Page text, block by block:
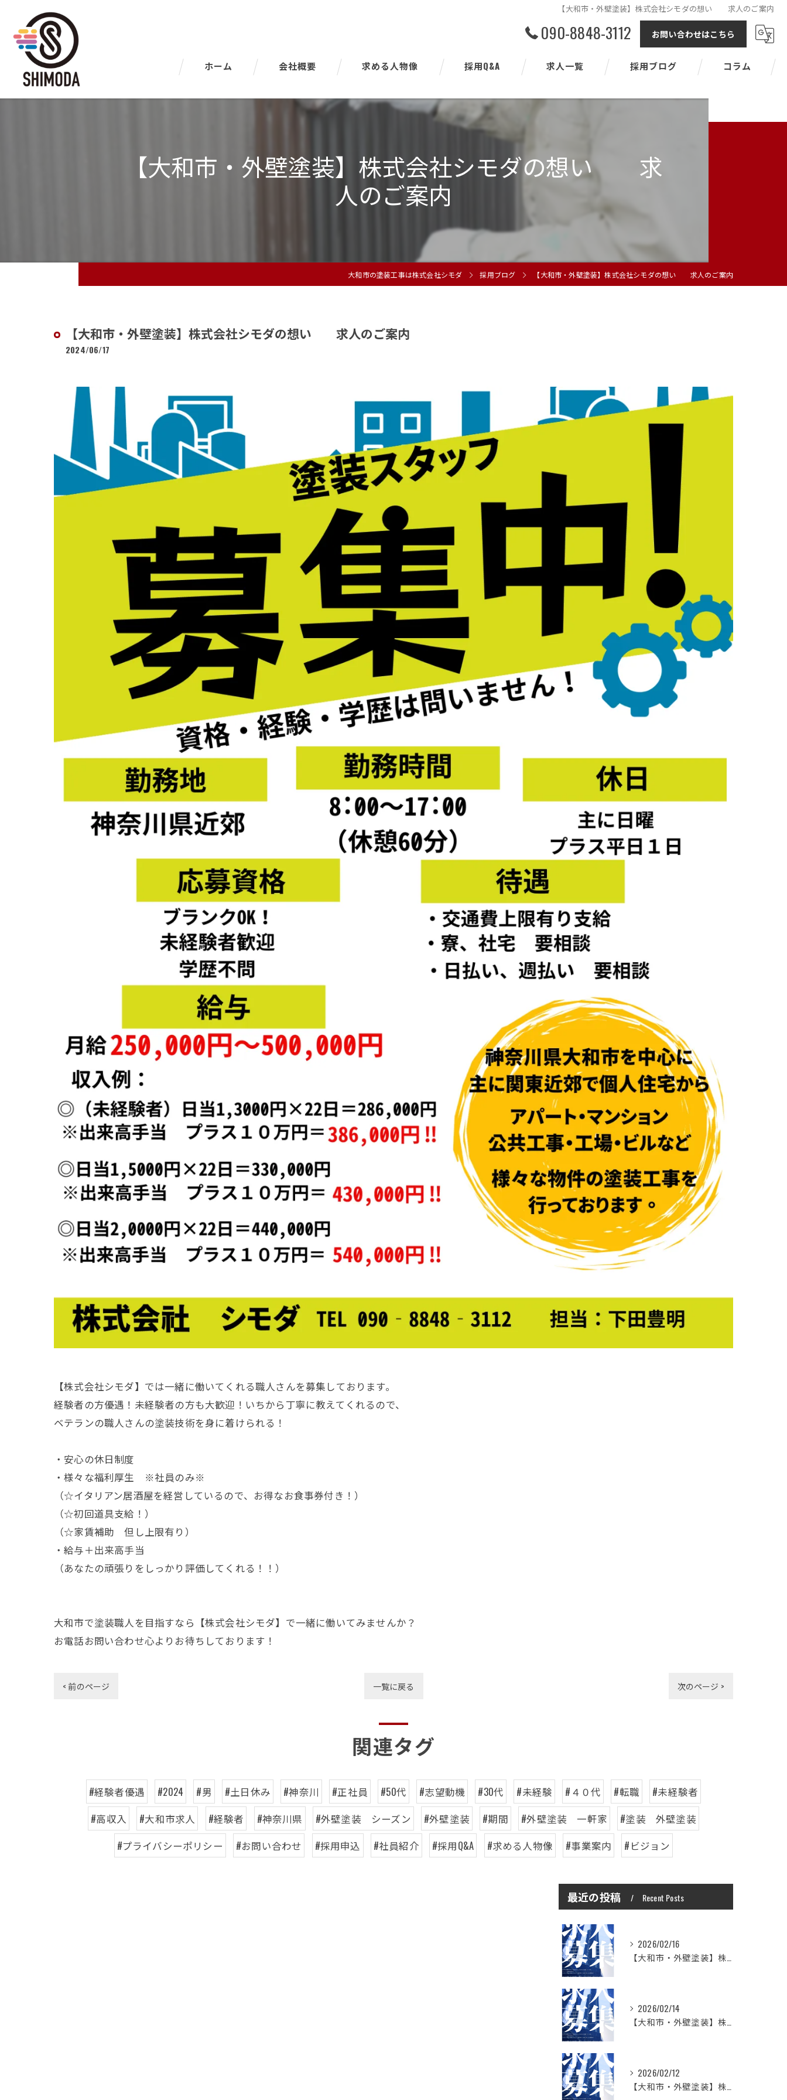
【大和市・外壁塗装】株式会社シモダの想い 求人のご案内
090-8848-3112 お問い合わせはこちら
ホーム 会社概要
事業案内
求める人物像 採用Q&A 求人一覧 採用ブログ コラム
【大和市・外壁塗装】株式会社シモダの想い 求
人のご案内
大和市の塗装工事は株式会社シモダ 採用ブログ 【大和市・外壁塗装】株式会社シモダの想い 求人のご案内
【大和市・外壁塗装】株式会社シモダの想い 求人のご案内
2024/06/17
【株式会社シモダ】では一緒に働いてくれる職人さんを募集しております。
経験者の方優遇！未経験者の方も大歓迎！いちから丁寧に教えてくれるので、
ベテランの職人さんの塗装技術を身に着けられる！
・安心の休日制度
・様々な福利厚生 ※社員のみ※
（☆イタリアン居酒屋を経営しているので、お得なお食事券付き！）
（☆初回道具支給！）
（☆家賃補助 但し上限有り）
・給与＋出来高手当
（あなたの頑張りをしっかり評価してくれる！！）
大和市で塗装職人を目指すなら【株式会社シモダ】で一緒に働いてみませんか？
お電話お問い合わせ心よりお待ちしております！
< 前のページ 一覧に戻る 次のページ >
関連タグ
#経験者優遇 #2024 #男 #土日休み #神奈川 #正社員 #50代 #志望動機 #30代 #未経験 #４０代 #転職
#未経験者
#高収入
#大和市求人 #経験者 #神奈川県 #外壁塗装 シーズン #外壁塗装 #期間 #外壁塗装 一軒家
#塗装 外壁塗装
#プライバシーポリシー
#お問い合わせ #採用申込 #社員紹介 #採用Q&A #求める人物像 #事業案内 #ビジョン
最近の投稿 Recent Posts
2026/02/16
【大和市・外壁塗装】株式会社シモダで一緒に働いてみませんか？職人さん募集中
2026/02/14
【大和市・外壁塗装】株式会社シモダの想い
2026/02/12
【大和市・外壁塗装】株式会社シモダ 一緒に働いてくれる職人さん大募集